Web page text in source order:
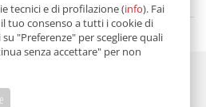
diRedazione
tecnici e di profilazione (info). Fai
tuo consenso a tutti i cookie di
"Preferenze" per scegliere quali
senza accettare" per non